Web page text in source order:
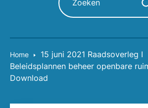
Home
15 juni 2021 Raadsoverleg I
Beleidsplannen beheer openbare
Download